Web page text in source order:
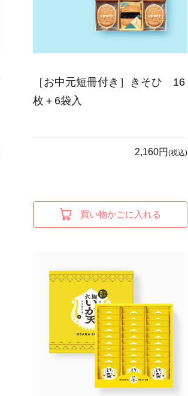
［お中元短冊付き］きそひ 16
枚＋6袋入
2,160円 (税込)
買い物かごに入れる